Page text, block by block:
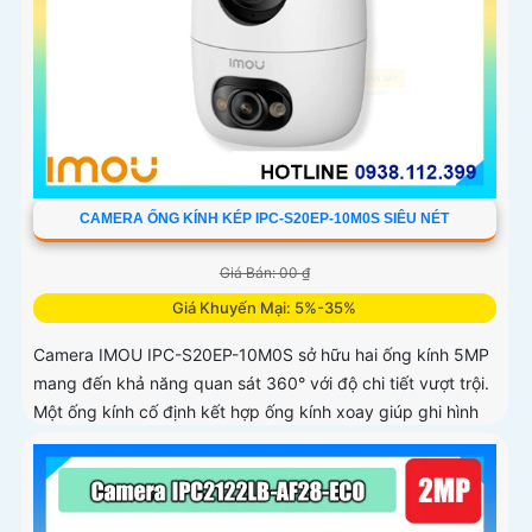
CAMERA ỐNG KÍNH KÉP IPC-S20EP-10M0S SIÊU NÉT
Giá Bán: 00 ₫
Giá Khuyến Mại: 5%-35%
Camera IMOU IPC-S20EP-10M0S sở hữu hai ống kính 5MP
mang đến khả năng quan sát 360° với độ chi tiết vượt trội.
Một ống kính cố định kết hợp ống kính xoay giúp ghi hình
toàn diện mà không bỏ sót điểm mù